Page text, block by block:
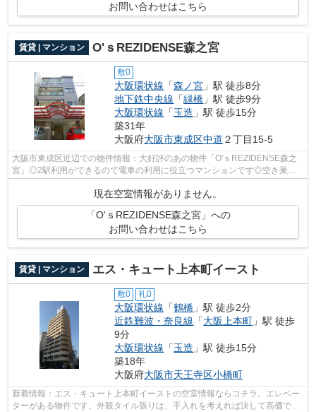
お問い合わせはこちら
賃貸 | マンション O'ｓREZIDENSE森之宮
敷0
大阪環状線 「森ノ宮 」駅 徒歩8分
地下鉄中央線 「緑橋 」駅 徒歩9分
大阪環状線 「玉造 」駅 徒歩15分
築31年
大阪府大阪市東成区中道 ２丁目15-5
大阪市東成区近辺での物件情報：大好評のあの物件「O'ｓREZIDENSE森之
宮」◎2駅利用ができるので電車の利用に役立つマンションです◎空き巣や
放火などの防犯面で優れているマンショ...
現在空室情報がありません。
「O'ｓREZIDENSE森之宮」への
お問い合わせはこちら
賃貸 | マンション エス・キュート上本町イースト
敷0 礼0
大阪環状線 「鶴橋 」駅 徒歩2分
近鉄難波・奈良線 「大阪上本町 」駅 徒歩
9分
大阪環状線 「玉造 」駅 徒歩15分
築18年
大阪府大阪市天王寺区小橋町
新着情報：エス・キュート上本町イーストの空室情報ならコチラ。エレベー
ターがある物件です。外観タイル張りは、手入れを考えれば決して高価では